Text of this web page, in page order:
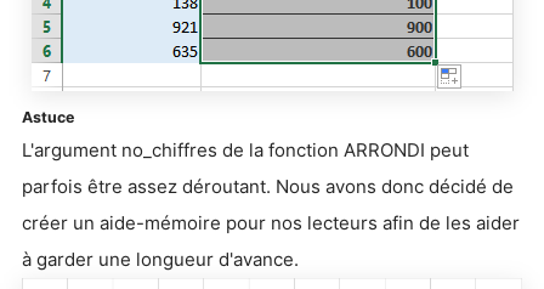
Astuce
L'argument no_chiffres de la fonction ARRONDI peut
parfois être assez déroutant. Nous avons donc décidé de
créer un aide-mémoire pour nos lecteurs afin de les aider
à garder une longueur d'avance.